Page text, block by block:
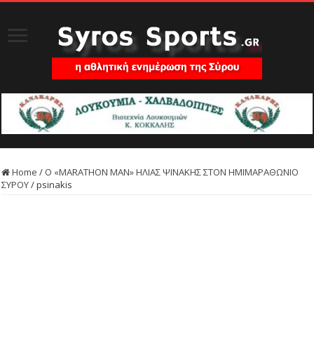
Home / Ο «MARATHON MAN» ΗΛΙΑΣ ΨΙΝΑΚΗΣ ΣΤΟΝ ΗΜΙΜΑΡΑΘΩΝΙΟ
ΣΥΡΟΥ/psinakis